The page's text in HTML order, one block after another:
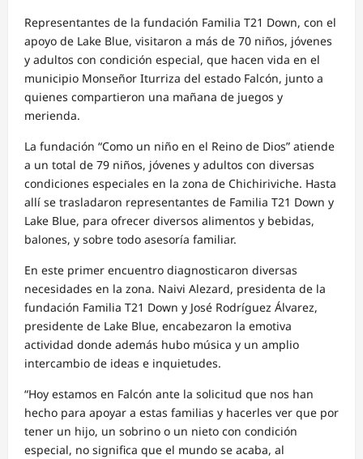
Representantes de la fundación Familia T21 Down, con el
apoyo de Lake Blue, visitaron a más de 70 niños, jóvenes
y adultos con condición especial, que hacen vida en el
municipio Monseñor Iturriza del estado Falcón, junto a
quienes compartieron una mañana de juegos y
merienda.
La fundación “Como un niño en el Reino de Dios” atiende
a un total de 79 niños, jóvenes y adultos con diversas
condiciones especiales en la zona de Chichiriviche. Hasta
allí se trasladaron representantes de Familia T21 Down y
Lake Blue, para ofrecer diversos alimentos y bebidas,
balones, y sobre todo asesoría familiar.
En este primer encuentro diagnosticaron diversas
necesidades en la zona. Naivi Alezard, presidenta de la
fundación Familia T21 Down y José Rodríguez Álvarez,
presidente de Lake Blue, encabezaron la emotiva
actividad donde además hubo música y un amplio
intercambio de ideas e inquietudes.
“Hoy estamos en Falcón ante la solicitud que nos han
hecho para apoyar a estas familias y hacerles ver que por
tener un hijo, un sobrino o un nieto con condición
especial, no significa que el mundo se acaba, al